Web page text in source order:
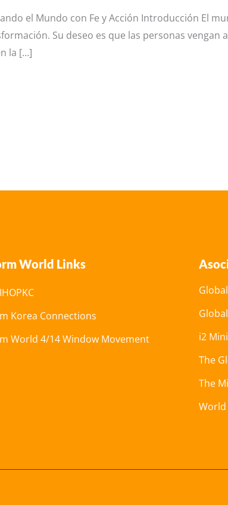
el Mundo con Fe y Acción Introducción El
Su deseo es que las personas vengan
la […]
World Links
Korea Connections
World 4/14 Window Movement
i2
The
The